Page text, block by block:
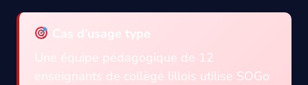
Cas d’usage type
Une équipe pédagogique de 12
enseignants de collège lillois utilise SOGo